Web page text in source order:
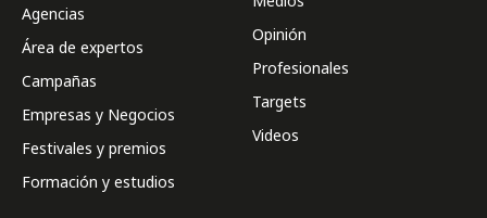
Agencias
Área de expertos
Campañas
Empresas y Negocios
Festivales y premios
Formación y estudios
Opinión
Profesionales
Targets
Videos